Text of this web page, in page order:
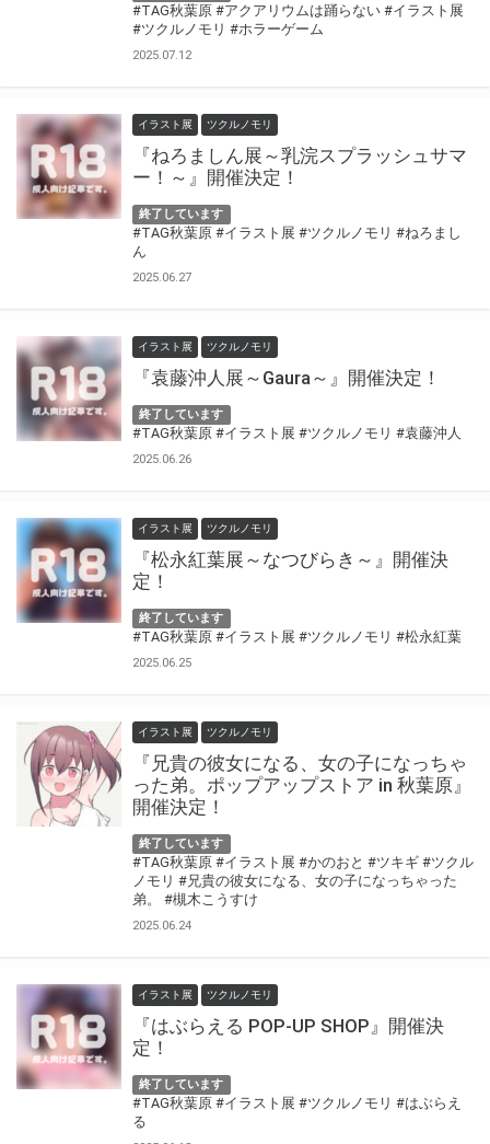
#TAG秋葉原 #アクアリウムは踊らない #イラスト展
#ツクルノモリ #ホラーゲーム
2025.07.12
イラスト展 ツクルノモリ
『ねろましん展～乳浣スプラッシュサマ
ー！～』開催決定！
終了しています
#TAG秋葉原 #イラスト展 #ツクルノモリ #ねろまし
ん
2025.06.27
イラスト展 ツクルノモリ
『袁藤沖人展～Gaura～』開催決定！
終了しています
#TAG秋葉原 #イラスト展 #ツクルノモリ #袁藤沖人
2025.06.26
イラスト展 ツクルノモリ
『松永紅葉展～なつびらき～』開催決
定！
終了しています
#TAG秋葉原 #イラスト展 #ツクルノモリ #松永紅葉
2025.06.25
イラスト展 ツクルノモリ
『兄貴の彼女になる、女の子になっちゃ
った弟。ポップアップストア in 秋葉原』
開催決定！
終了しています
#TAG秋葉原 #イラスト展 #かのおと #ツキギ #ツクル
ノモリ #兄貴の彼女になる、女の子になっちゃった
弟。
#槻木こうすけ
2025.06.24
イラスト展 ツクルノモリ
『はぶらえる POP-UP SHOP』開催決
定！
終了しています
#TAG秋葉原 #イラスト展 #ツクルノモリ #はぶらえ
る